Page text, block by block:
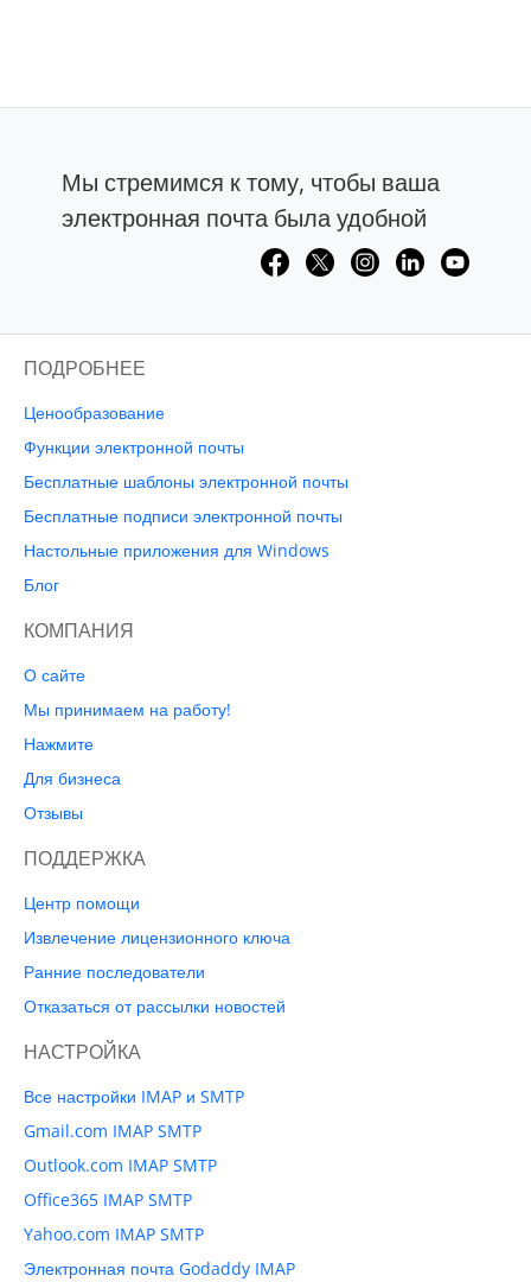
Мы стремимся к тому, чтобы ваша
электронная почта была удобной
ПОДРОБНЕЕ
Ценообразование
Функции электронной почты
Бесплатные шаблоны электронной почты
Бесплатные подписи электронной почты
Настольные приложения для Windows
Блог
КОМПАНИЯ
О сайте
Мы принимаем на работу!
Нажмите
Для бизнеса
Отзывы
ПОДДЕРЖКА
Центр помощи
Извлечение лицензионного ключа
Ранние последователи
Отказаться от рассылки новостей
НАСТРОЙКА
Все настройки IMAP и SMTP
Gmail.com IMAP SMTP
Outlook.com IMAP SMTP
Office365 IMAP SMTP
Yahoo.com IMAP SMTP
Электронная почта Godaddy IMAP